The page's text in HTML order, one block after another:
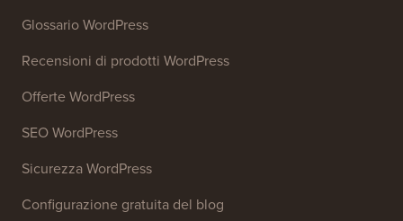
Glossario WordPress
Recensioni di prodotti WordPress
Offerte WordPress
SEO WordPress
Sicurezza WordPress
Configurazione gratuita del blog